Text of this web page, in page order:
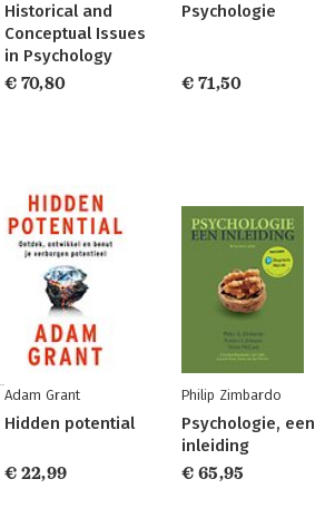
Historical and
Conceptual Issues
in Psychology
€ 70,80
Psychologie
€ 71,50
Adam Grant
Hidden potential
€ 22,99
Philip Zimbardo
Psychologie, een
inleiding
€ 65,95